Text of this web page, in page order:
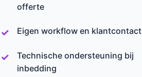
offerte
Eigen workflow en klantcontact
Technische ondersteuning bij
inbedding